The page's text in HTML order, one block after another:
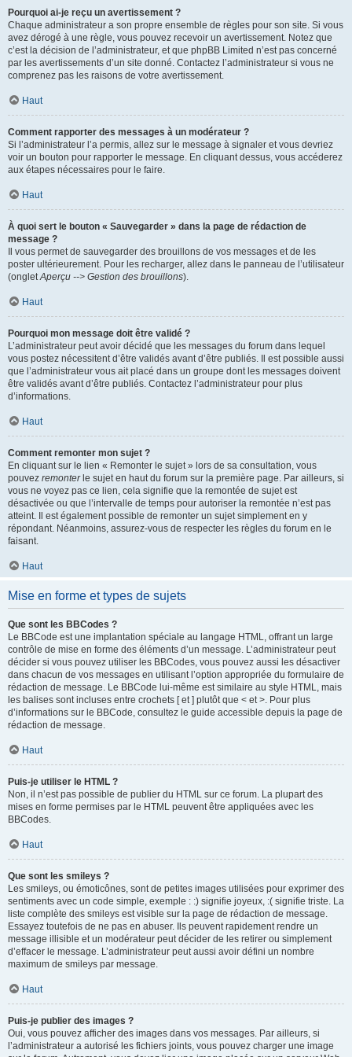
Pourquoi ai-je reçu un avertissement ?
Chaque administrateur a son propre ensemble de règles pour son site. Si vous
avez dérogé à une règle, vous pouvez recevoir un avertissement. Notez que
c’est la décision de l’administrateur, et que phpBB Limited n’est pas concerné
par les avertissements d’un site donné. Contactez l’administrateur si vous ne
comprenez pas les raisons de votre avertissement.
Haut
Comment rapporter des messages à un modérateur ?
Si l’administrateur l’a permis, allez sur le message à signaler et vous devriez
voir un bouton pour rapporter le message. En cliquant dessus, vous accéderez
aux étapes nécessaires pour le faire.
Haut
À quoi sert le bouton « Sauvegarder » dans la page de rédaction de
message ?
Il vous permet de sauvegarder des brouillons de vos messages et de les
poster ultérieurement. Pour les recharger, allez dans le panneau de l’utilisateur
(ongletAperçu --> Gestion des brouillons).
Haut
Pourquoi mon message doit être validé ?
L’administrateur peut avoir décidé que les messages du forum dans lequel
vous postez nécessitent d’être validés avant d’être publiés. Il est possible aussi
que l’administrateur vous ait placé dans un groupe dont les messages doivent
être validés avant d’être publiés. Contactez l’administrateur pour plus
d’informations.
Haut
Comment remonter mon sujet ?
En cliquant sur le lien « Remonter le sujet » lors de sa consultation, vous
pouvez remonterle sujet en haut du forum sur la première page. Par ailleurs, si
vous ne voyez pas ce lien, cela signifie que la remontée de sujet est
désactivée ou que l’intervalle de temps pour autoriser la remontée n’est pas
atteint. Il est également possible de remonter un sujet simplement en y
répondant. Néanmoins, assurez-vous de respecter les règles du forum en le
faisant.
Haut
Mise en forme et types de sujets
Que sont les BBCodes ?
Le BBCode est une implantation spéciale au langage HTML, offrant un large
contrôle de mise en forme des éléments d’un message. L’administrateur peut
décider si vous pouvez utiliser les BBCodes, vous pouvez aussi les désactiver
dans chacun de vos messages en utilisant l’option appropriée du formulaire de
rédaction de message. Le BBCode lui-même est similaire au style HTML, mais
les balises sont incluses entre crochets [ et ] plutôt que < et >. Pour plus
d’informations sur le BBCode, consultez le guide accessible depuis la page de
rédaction de message.
Haut
Puis-je utiliser le HTML ?
Non, il n’est pas possible de publier du HTML sur ce forum. La plupart des
mises en forme permises par le HTML peuvent être appliquées avec les
BBCodes.
Haut
Que sont les smileys ?
Les smileys, ou émoticônes, sont de petites images utilisées pour exprimer des
sentiments avec un code simple, exemple : :) signifie joyeux, :( signifie triste. La
liste complète des smileys est visible sur la page de rédaction de message.
Essayez toutefois de ne pas en abuser. Ils peuvent rapidement rendre un
message illisible et un modérateur peut décider de les retirer ou simplement
d’effacer le message. L’administrateur peut aussi avoir défini un nombre
maximum de smileys par message.
Haut
Puis-je publier des images ?
Oui, vous pouvez afficher des images dans vos messages. Par ailleurs, si
l’administrateur a autorisé les fichiers joints, vous pouvez charger une image